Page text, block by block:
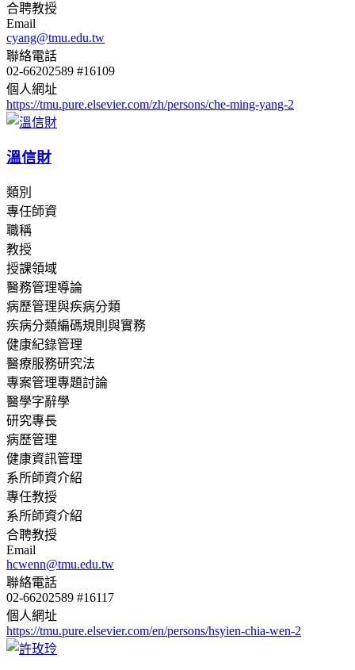
合聘教授
Email
cyang@tmu.edu.tw
聯絡電話
02-66202589 #16109
個人網址
https://tmu.pure.elsevier.com/zh/persons/che-ming-yang-2
溫信財
類別
專任師資
職稱
教授
授課領域
醫務管理導論
病歷管理與疾病分類
疾病分類編碼規則與實務
健康紀錄管理
醫療服務研究法
專案管理專題討論
醫學字辭學
研究專長
病歷管理
健康資訊管理
系所師資介紹
專任教授
系所師資介紹
合聘教授
Email
hcwenn@tmu.edu.tw
聯絡電話
02-66202589 #16117
個人網址
https://tmu.pure.elsevier.com/en/persons/hsyien-chia-wen-2